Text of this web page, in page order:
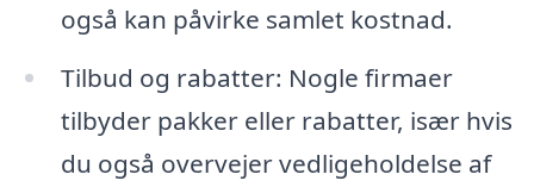
også kan påvirke samlet kostnad.
Tilbud og rabatter: Nogle firmaer
tilbyder pakker eller rabatter, især hvis
du også overvejer vedligeholdelse af